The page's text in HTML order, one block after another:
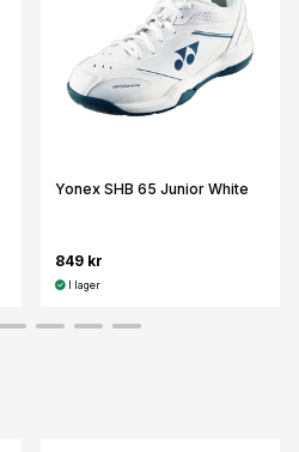
Yonex SHB 65 Junior White
849 kr
I lager